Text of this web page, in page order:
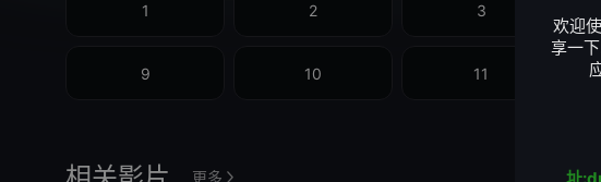
1 2 3
9 10 11
更多
欢迎
享一